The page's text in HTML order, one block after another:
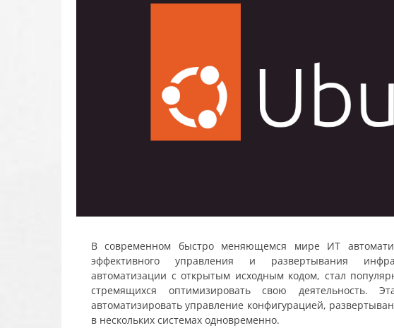
В современном быстро меняющемся мире ИТ
эффективного управления и развертывания
автоматизации с открытым исходным кодом, стал
стремящихся оптимизировать свою деятельность.
автоматизировать управление конфигурацией,
в нескольких системах одновременно.